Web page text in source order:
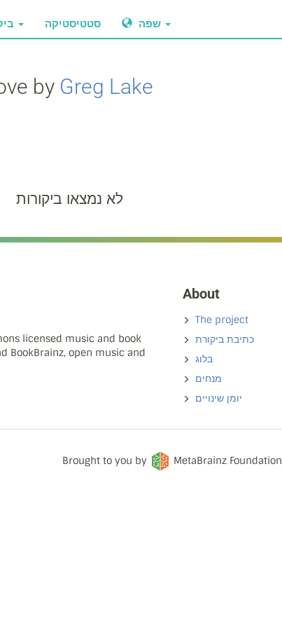
סטטיסטיקה
by Greg Lake
לא נמצאו ביקורות
licensed music and book
BookBrainz, open music and
About
The project
כתיבת ביקורת
בלוג
מנחים
יומן שינויים
Brought to you by MetaBrainz Foundation